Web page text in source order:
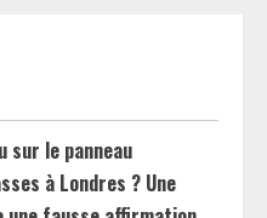
sur le panneau
à Londres ? Une